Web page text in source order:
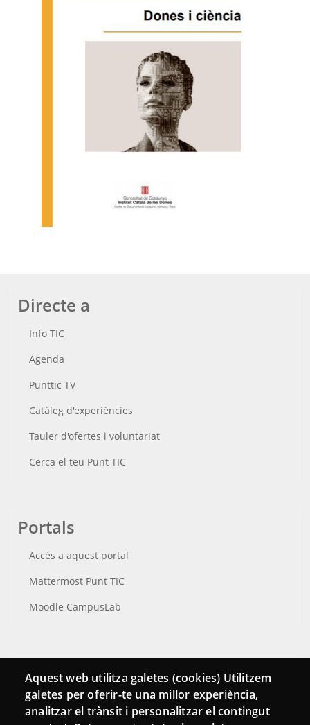
Directe a
Info TIC
Agenda
Punttic TV
Catàleg d'experiències
Tauler d'ofertes i voluntariat
Cerca el teu Punt TIC
Portals
Accés a aquest portal
Mattermost Punt TIC
Moodle CampusLab
Connecta
Bustia de contacte
Aquest web utilitza galetes (cookies) Utilitzem
galetes per oferir-te una millor experiència,
analitzar el trànsit i personalitzar el contingut